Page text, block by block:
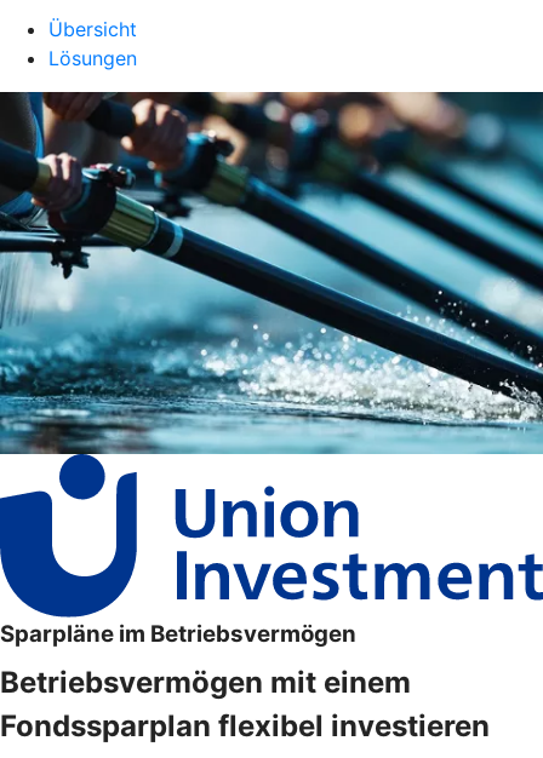
Übersicht
Lösungen
Sparpläne im Betriebsvermögen
Betriebsvermögen mit einem
Fondssparplan flexibel investieren